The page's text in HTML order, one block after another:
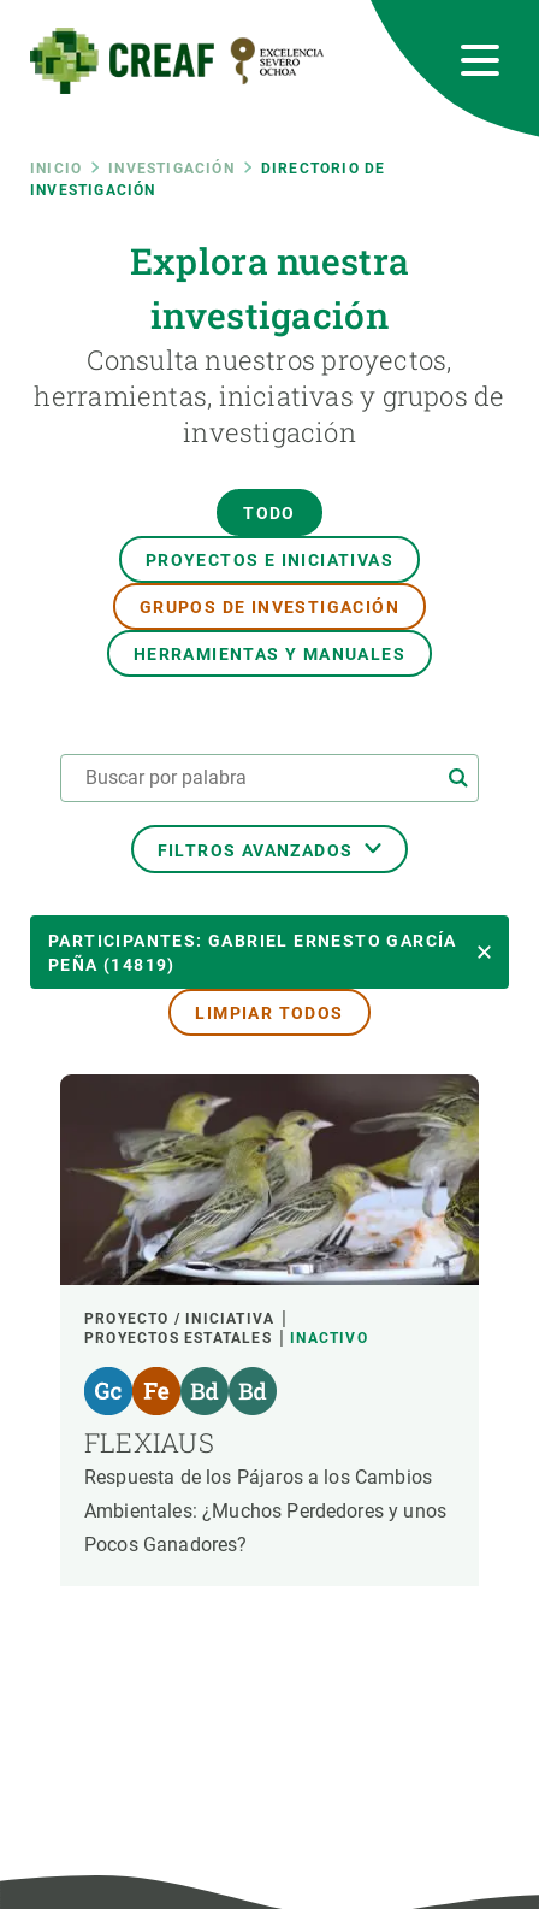
contenido
principal
Ruta
navegación
INICIO INVESTIGACIÓN
DIRECTORIO DE
INVESTIGACIÓN
Explora nuestra
investigación
Consulta nuestros proyectos,
herramientas, iniciativas y grupos de
investigación
TODO
PROYECTOS E INICIATIVAS
GRUPOS DE INVESTIGACIÓN
HERRAMIENTAS Y MANUALES
FILTROS AVANZADOS
TEMAS TRANSVERSALES
LIDERADO POR
PARTICIPANTES
FINANCIACIÓN
AÑO DE INICIO
LIDERAZGO CREAF LIDERAZGO EXTERNO
- CUALQUIERA - ACTIVO
PARTICIPANTES: GABRIEL ERNESTO GARCÍA
PEÑA (14819)
LIMPIAR TODOS
PROYECTO / INICIATIVA
PROYECTOS ESTATALES
INACTIVO
FLEXIAUS
Respuesta de los Pájaros a los Cambios
Ambientales: ¿Muchos Perdedores y unos
Pocos Ganadores?
RRSS
Featured
responsive
Responsive
SOBRE NOSOTROS
ÚNETE A NOSOTROS
NOTICIAS Y AGENDA